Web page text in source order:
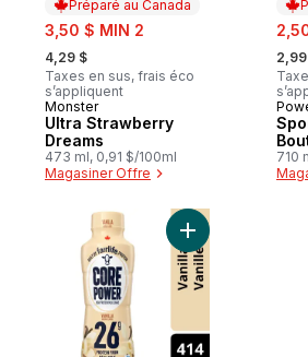
Préparé au Canada
sale:
3,50 $ MIN 2
, formerly:
4,29 $
Taxes en sus, frais éco
s’appliquent
Préparé au Canada
Monster
Ultra Strawberry
Dreams
473 ml, 0,91 $/100ml
Magasiner Offre
,
710
Ajouter Boisson